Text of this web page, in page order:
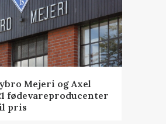
Mejeri og Axel
fødevareproducenter
pris